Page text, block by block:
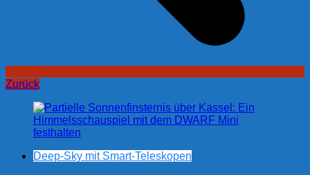
Zurück
Deep-Sky mit Smart-Teleskopen